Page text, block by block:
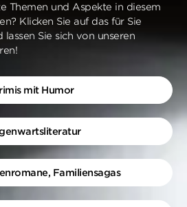
Themen und Aspekte in diesem
Klicken Sie auf das für Sie
lassen Sie sich von unseren
mit Humor
Familiensagas